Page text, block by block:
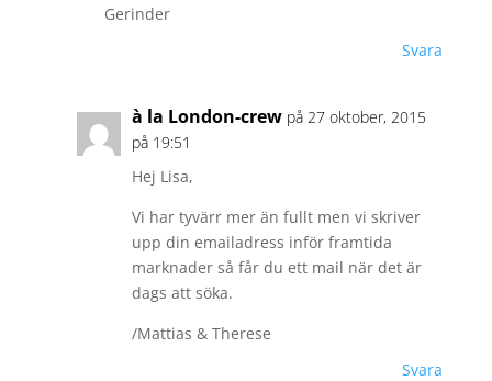
Gerinder
Svara
à la London-crew på 27 oktober, 2015
på 19:51
Hej Lisa,
Vi har tyvärr mer än fullt men vi skriver
upp din emailadress inför framtida
marknader så får du ett mail när det är
dags att söka.
/Mattias & Therese
Svara